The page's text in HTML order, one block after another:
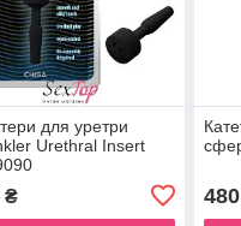
для уретри
Urethral Insert
₴ 480